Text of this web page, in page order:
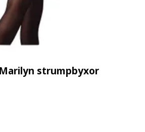
strumpbyxor